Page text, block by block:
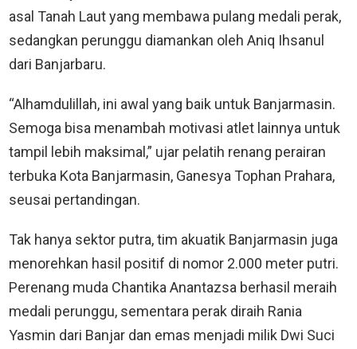
asal Tanah Laut yang membawa pulang medali perak,
sedangkan perunggu diamankan oleh Aniq Ihsanul
dari Banjarbaru.
“Alhamdulillah, ini awal yang baik untuk Banjarmasin.
Semoga bisa menambah motivasi atlet lainnya untuk
tampil lebih maksimal,” ujar pelatih renang perairan
terbuka Kota Banjarmasin, Ganesya Tophan Prahara,
seusai pertandingan.
Tak hanya sektor putra, tim akuatik Banjarmasin juga
menorehkan hasil positif di nomor 2.000 meter putri.
Perenang muda Chantika Anantazsa berhasil meraih
medali perunggu, sementara perak diraih Rania
Yasmin dari Banjar dan emas menjadi milik Dwi Suci